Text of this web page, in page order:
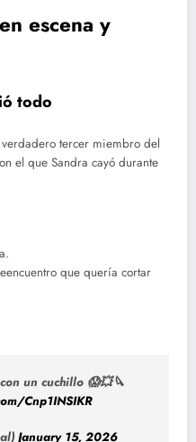
escena y
todo
tercer miembro del
el que Sandra cayó durante
que quería cortar
un cuchillo 😱💥🔪
Cnp1INSIKR
January 15, 2026